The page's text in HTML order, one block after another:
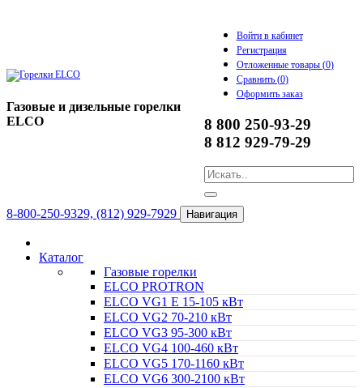
Газовые и дизельные горелки
ELCO
Войти в кабинет
Регистрация
Отложенные товары (0)
Сравнить (0)
Оформить заказ
8 800 250-93-29
8 812 929-79-29
8-800-250-9329, (812) 929-7929 Навигация
Каталог
Газовые горелки
ELCO PROTRON
ELCO VG1 E 15-105 кВт
ELCO VG2 70-210 кВт
ELCO VG3 95-300 кВт
ELCO VG4 100-460 кВт
ELCO VG5 170-1160 кВт
ELCO VG6 300-2100 кВт